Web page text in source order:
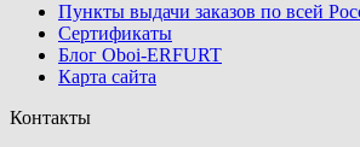
Пункты выдачи заказов по всей
Сертификаты
Блог Oboi-ERFURT
Карта сайта
Контакты